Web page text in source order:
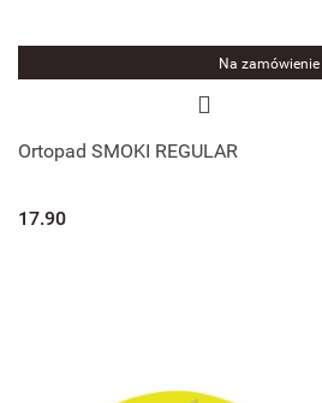
Na zamówienie
Ortopad SMOKI REGULAR
17.90